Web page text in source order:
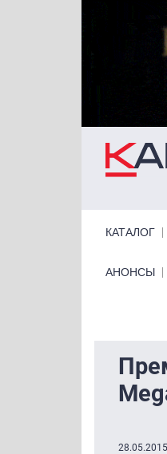
КАТАЛОГ
Primary links
АНОНСЫ